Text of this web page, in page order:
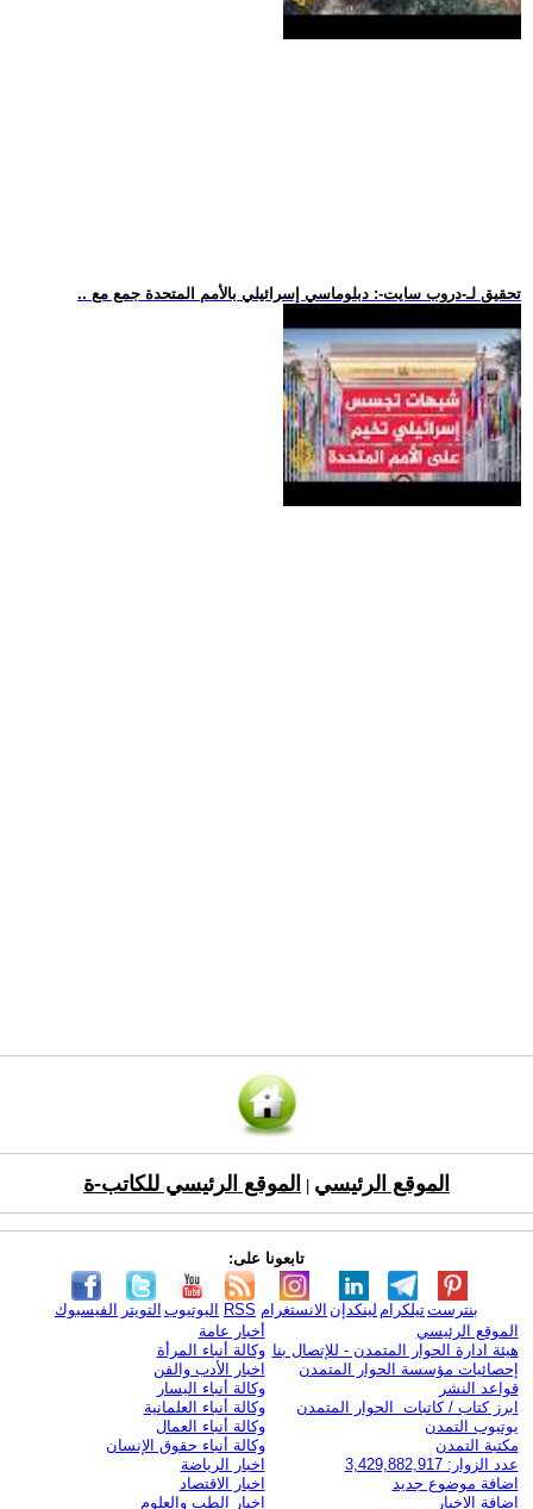
.. تحقيق لـ-دروب سايت-: دبلوماسي إسرائيلي بالأمم المتحدة جمع مع
الموقع الرئيسي الموقع الرئيسي للكاتب-ة
تابعونا على:
الفيسبوك التويتر اليوتيوب RSS الانستغرام لينكدإن تيلكرامبنترست
الموقع الرئيسي
هيئة ادارة الحوار المتمدن - للإتصال بنا
إحصائيات مؤسسة الحوار المتمدن
قواعد النشر
ابرز كتاب / كاتبات الحوار المتمدن
يوتيوب التمدن
مكتبة التمدن
عدد الزوار: 3,429,882,917
اضافة موضوع جديد
اضافة الاخبار
أخبار عامة
وكالة أنباء المرأة
اخبار الأدب والفن
وكالة أنباء اليسار
وكالة أنباء العلمانية
وكالة أنباء العمال
وكالة أنباء حقوق الإنسان
اخبار الرياضة
اخبار الاقتصاد
اخبار الطب والعلوم